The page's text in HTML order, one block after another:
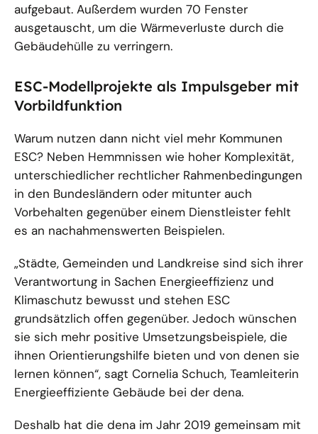
aufgebaut. Außerdem wurden 70 Fenster
ausgetauscht, um die Wärmeverluste durch die
Gebäudehülle zu verringern.
ESC-Modellprojekte als Impulsgeber mit
Vorbildfunktion
Warum nutzen dann nicht viel mehr Kommunen
ESC? Neben Hemmnissen wie hoher Komplexität,
unterschiedlicher rechtlicher Rahmenbedingungen
in den Bundesländern oder mitunter auch
Vorbehalten gegenüber einem Dienstleister fehlt
es an nachahmenswerten Beispielen.
„Städte, Gemeinden und Landkreise sind sich ihrer
Verantwortung in Sachen Energieeffizienz und
Klimaschutz bewusst und stehen ESC
grundsätzlich offen gegenüber. Jedoch wünschen
sie sich mehr positive Umsetzungsbeispiele, die
ihnen Orientierungshilfe bieten und von denen sie
lernen können“, sagt Cornelia Schuch, Teamleiterin
Energieeffiziente Gebäude bei der dena.
Deshalb hat die dena im Jahr 2019 gemeinsam mit